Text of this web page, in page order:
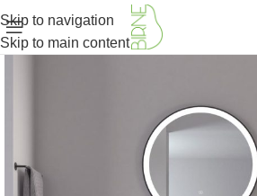
Skip to navigation
Skip to main content